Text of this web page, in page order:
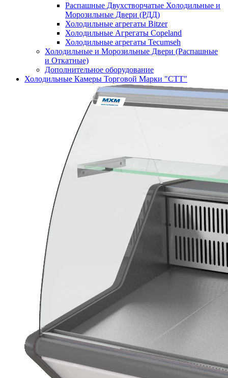
Распашные Двухстворчатые Холодильные и
Морозильные Двери (РДД)
Холодильные агрегаты Bitzer
Холодильные Агрегаты Copeland
Холодильные агрегаты Tecumseh
Холодильные и Морозильные Двери (Распашные
и Откатные)
Дополнительное оборудование
Холодильные Камеры Торговой Марки "СТТ"